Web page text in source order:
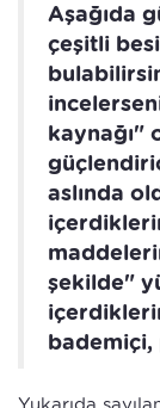
Aşağıda
çeşitli
kaynağı"
aslında
şekilde"
bademiçi,